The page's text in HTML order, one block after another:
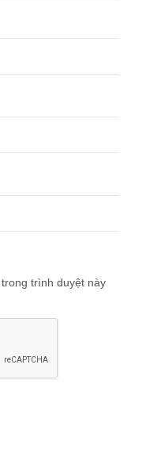
trình duyệt này